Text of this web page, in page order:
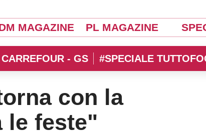
MAGAZINE PL MAGAZINE
- GS #SPECIALE
con la
le feste"